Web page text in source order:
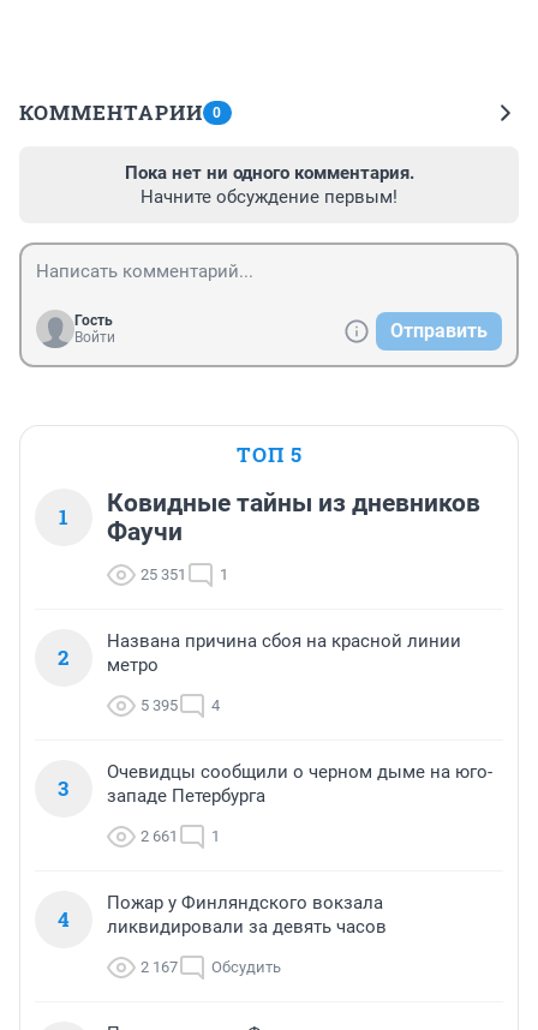
КОММЕНТАРИИ 0
Пока нет ни одного комментария.
Начните обсуждение первым!
Гость
Войти
Отправить
ТОП 5
1
Ковидные тайны из дневников
Фаучи
25 351 1
2
Названа причина сбоя на красной линии
метро
5 395 4
3
Очевидцы сообщили о черном дыме на юго-
западе Петербурга
2 661 1
4
Пожар у Финляндского вокзала
ликвидировали за девять часов
2 167 Обсудить